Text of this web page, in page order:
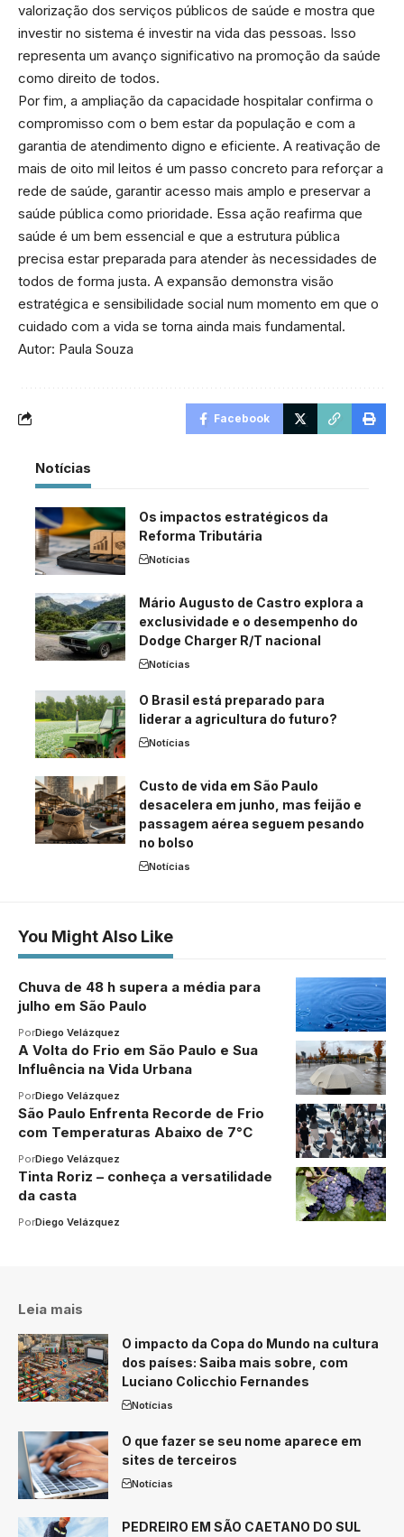
valorização dos serviços públicos de saúde e mostra que
investir no sistema é investir na vida das pessoas. Isso
representa um avanço significativo na promoção da saúde
como direito de todos.
Por fim, a ampliação da capacidade hospitalar confirma o
compromisso com o bem estar da população e com a
garantia de atendimento digno e eficiente. A reativação de
mais de oito mil leitos é um passo concreto para reforçar a
rede de saúde, garantir acesso mais amplo e preservar a
saúde pública como prioridade. Essa ação reafirma que
saúde é um bem essencial e que a estrutura pública
precisa estar preparada para atender às necessidades de
todos de forma justa. A expansão demonstra visão
estratégica e sensibilidade social num momento em que o
cuidado com a vida se torna ainda mais fundamental.
Autor: Paula Souza
Facebook
Notícias
Os impactos estratégicos da
Reforma Tributária
Notícias
Mário Augusto de Castro explora a
exclusividade e o desempenho do
Dodge Charger R/T nacional
Notícias
O Brasil está preparado para
liderar a agricultura do futuro?
Notícias
Custo de vida em São Paulo
desacelera em junho, mas feijão e
passagem aérea seguem pesando
no bolso
Notícias
You Might Also Like
Chuva de 48 h supera a média para
julho em São Paulo
PorDiego Velázquez
A Volta do Frio em São Paulo e Sua
Influência na Vida Urbana
PorDiego Velázquez
São Paulo Enfrenta Recorde de Frio
com Temperaturas Abaixo de 7°C
PorDiego Velázquez
Tinta Roriz – conheça a versatilidade
da casta
PorDiego Velázquez
Leia mais
O impacto da Copa do Mundo na cultura
dos países: Saiba mais sobre, com
Luciano Colicchio Fernandes
Notícias
O que fazer se seu nome aparece em
sites de terceiros
Notícias
PEDREIRO EM SÃO CAETANO DO SUL